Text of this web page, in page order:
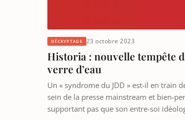
DÉCRYPTAGE 23 octobre 2023
Historia : nouvelle tempête
verre d’eau
Un « syndrome du JDD » est-il en train
sein de la presse mainstream et bien-
supportant pas que son entre-soi